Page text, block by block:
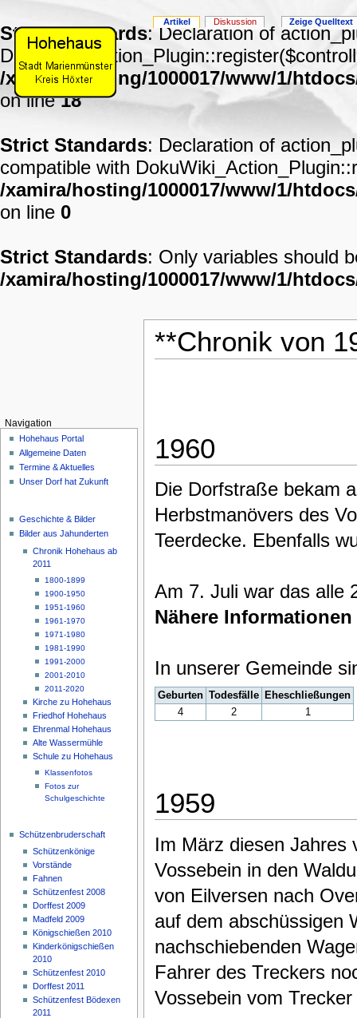
Strict Standards: Declaration of
/xamira/hosting/1000017/www/1/
on line18
Strict Standards: Declaration of
compatible with
/xamira/hosting/1000017/www/1/
on line 0
Strict Standards: Only variables should
/xamira/hosting/1000017/www/1/
**Chronik von
1960
Die Dorfstraße bekam
Herbstmanövers des
Teerdecke. Ebenfalls
Am 7. Juli war das alle
Nähere
In unserer Gemeinde
Geburten Todesfälle
Eheschließungen
4
2 1
1959
Im März diesen Jahres
Vossebein in den
von Eilversen nach
auf dem abschüssigen
nachschiebenden
Fahrer des Treckers
Vossebein vom
Artikel Diskussion Zeige Quelltext
Navigation
Hohehaus Portal
Allgemeine Daten
Termine & Aktuelles
Unser Dorf hat Zukunft
Geschichte & Bilder
Bilder aus Jahunderten
Chronik Hohehaus ab
2011
1800-1899
1900-1950
1951-1960
1961-1970
1971-1980
1981-1990
1991-2000
2001-2010
2011-2020
Kirche zu Hohehaus
Friedhof Hohehaus
Ehrenmal Hohehaus
Alte Wassermühle
Schule zu Hohehaus
Klassenfotos
Fotos zur
Schulgeschichte
Schützenbruderschaft
Schützenkönige
Vorstände
Fahnen
Schützenfest 2008
Dorffest 2009
Madfeld 2009
Königschießen 2010
Kinderkönigschießen
2010
Schützenfest 2010
Dorffest 2011
Schützenfest Bödexen
2011